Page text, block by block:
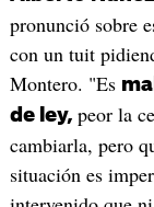
pronunció sobre
con un tuit
Montero. "Es
de ley, peor la
cambiarla, pero
situación es